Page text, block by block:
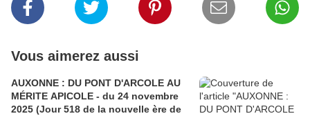
Vous aimerez aussi
AUXONNE : DU PONT D'ARCOLE AU
MÉRITE APICOLE - du 24 novembre
2025 (Jour 518 de la nouvelle ère de